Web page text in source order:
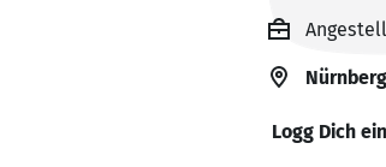
Nürnberg
Logg Dich